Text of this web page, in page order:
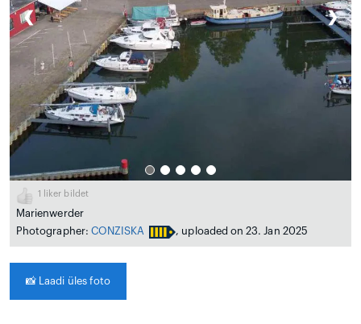
❮ ❯
1 liker bildet
Marienwerder
Photographer: CONZISKA , uploaded on 23. Jan 2025
📸 Laadi üles foto